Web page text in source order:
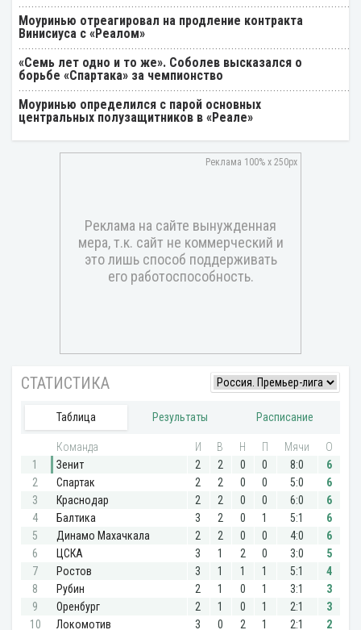
Моуринью отреагировал на продление контракта
Винисиуса с «Реалом»
«Семь лет одно и то же». Соболев высказался о
борьбе «Спартака» за чемпионство
Моуринью определился с парой основных
центральных полузащитников в «Реале»